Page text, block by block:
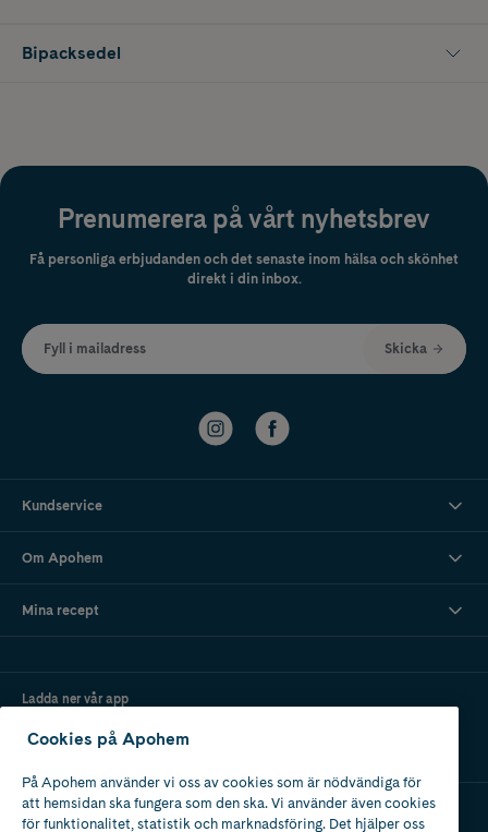
Bipacksedel
Prenumerera på vårt nyhetsbrev
Få personliga erbjudanden och det senaste inom hälsa och skönhet
direkt i din inbox.
Fyll i mailadress Skicka
Kundservice
Om Apohem
Mina recept
Ladda ner vår app
Cookies på Apohem
På Apohem använder vi oss av cookies som är nödvändiga för
att hemsidan ska fungera som den ska. Vi använder även cookies
för funktionalitet, statistik och marknadsföring. Det hjälper oss